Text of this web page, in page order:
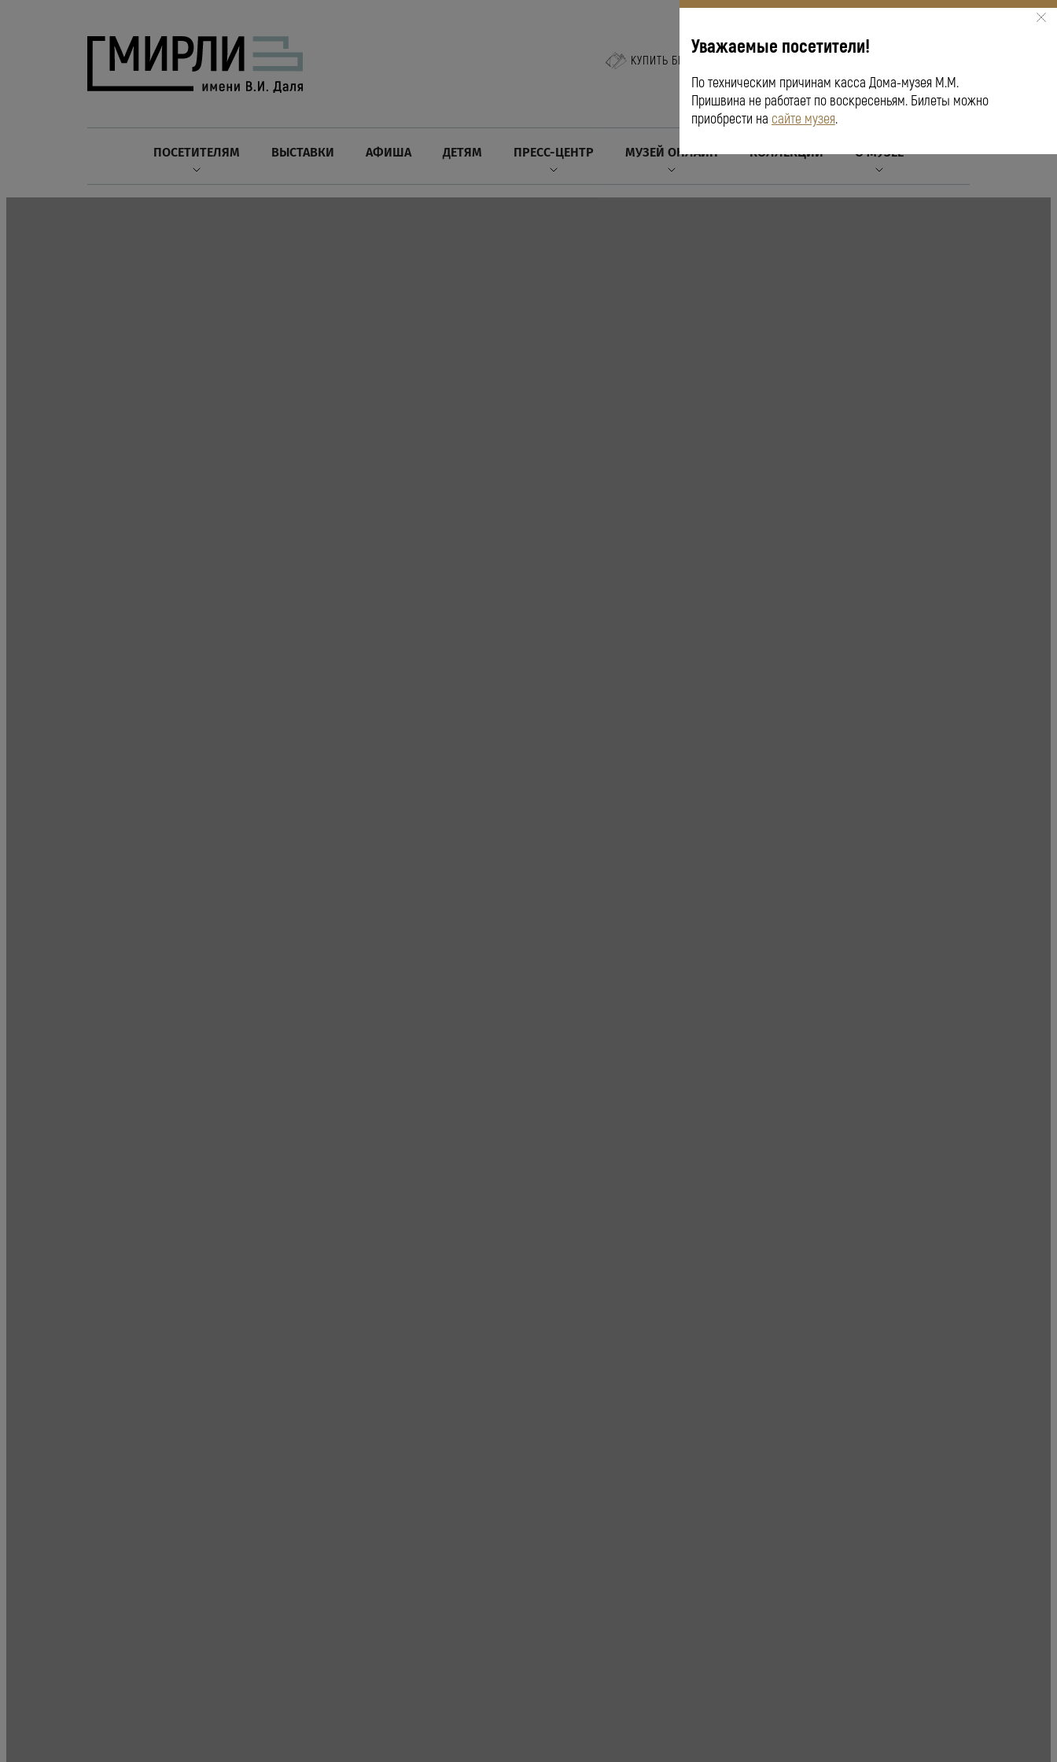
КУПИТЬ БИЛЕТ
ПОСЕТИТЕЛЯМ ВЫСТАВКИ АФИША ДЕТЯМ ПРЕСС-ЦЕНТР МУЗЕЙ ОНЛАЙН КОЛЛЕКЦИИ О МУЗЕЕ
Уважаемые посетители!
По техническим причинам касса Дома-музея М.М.
Пришвина не работает по воскресеньям. Билеты можно
приобрести на сайте музея.